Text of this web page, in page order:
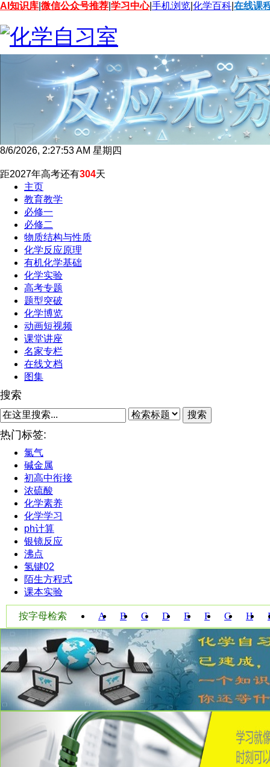
AI知识库 微信公众号推荐 学习中心|手机浏览 化学百科 在线课
8/6/2026, 2:27:55 AM 星期四
距2027年高考还有304天
主页
教育教学
必修一
必修二
物质结构与性质
化学反应原理
有机化学基础
化学实验
高考专题
题型突破
化学博览
动画短视频
课堂讲座
名家专栏
在线文档
图集
搜索
搜索
热门标签:
氯气
碱金属
初高中衔接
浓硫酸
化学素养
化学学习
ph计算
银镜反应
沸点
氢键02
陌生方程式
课本实验
按字母检索 A B C D E F G H I
W X Y
Previous